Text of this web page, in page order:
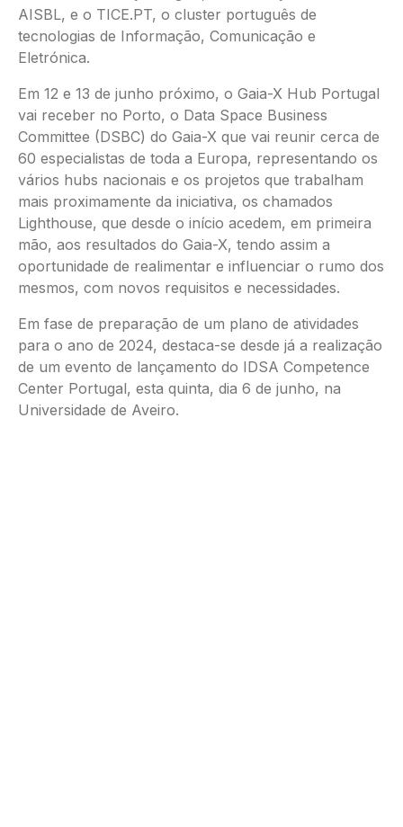
AISBL, e o TICE.PT, o cluster português de
tecnologias de Informação, Comunicação e
Eletrónica.
Em 12 e 13 de junho próximo, o Gaia-X Hub Portugal
vai receber no Porto, o Data Space Business
Committee (DSBC) do Gaia-X que vai reunir cerca de
60 especialistas de toda a Europa, representando os
vários hubs nacionais e os projetos que trabalham
mais proximamente da iniciativa, os chamados
Lighthouse, que desde o início acedem, em primeira
mão, aos resultados do Gaia-X, tendo assim a
oportunidade de realimentar e influenciar o rumo dos
mesmos, com novos requisitos e necessidades.
Em fase de preparação de um plano de atividades
para o ano de 2024, destaca-se desde já a realização
de um evento de lançamento do IDSA Competence
Center Portugal, esta quinta, dia 6 de junho, na
Universidade de Aveiro.